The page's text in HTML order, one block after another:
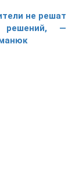
не решат
решений, —